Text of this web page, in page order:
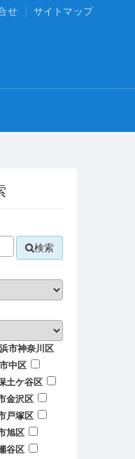
せ サイトマップ
検索
市神奈川区
中区
土ケ谷区
金沢区
戸塚区
旭区
谷区